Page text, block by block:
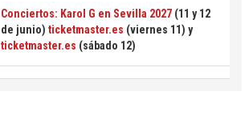
Conciertos: Karol G en Sevilla 2027 (11 y 12
de junio) ticketmaster.es (viernes 11) y
ticketmaster.es (sábado 12)